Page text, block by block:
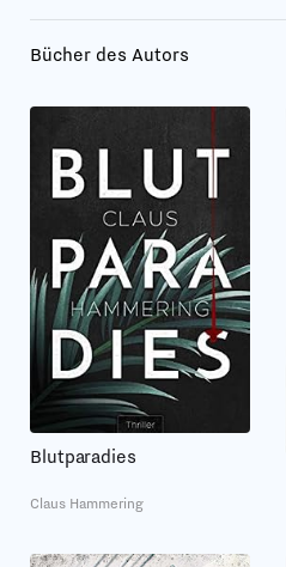
Bücher des Autors
Blutparadies
Claus Hammering